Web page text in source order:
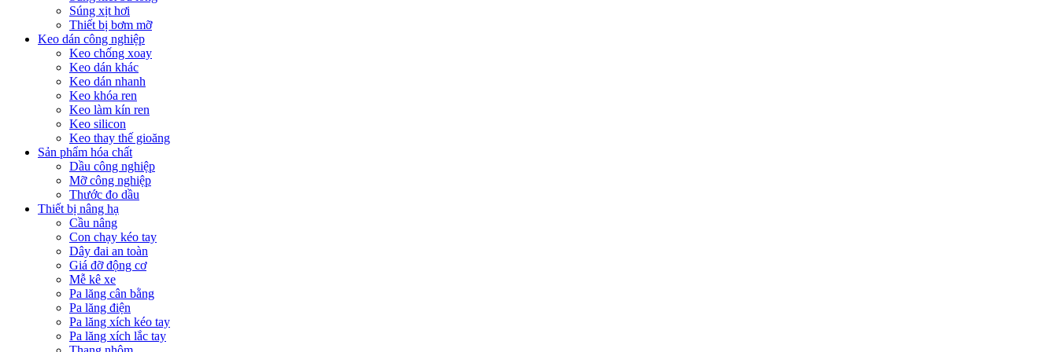
Súng xịt hơi
Thiết bị bơm mỡ
Keo dán công nghiệp
Keo chống xoay
Keo dán khác
Keo dán nhanh
Keo khóa ren
Keo làm kín ren
Keo silicon
Keo thay thế gioăng
Sản phẩm hóa chất
Dầu công nghiệp
Mỡ công nghiệp
Thước đo dầu
Thiết bị nâng hạ
Cầu nâng
Con chạy kéo tay
Dây đai an toàn
Giá đỡ động cơ
Mễ kê xe
Pa lăng cân bằng
Pa lăng điện
Pa lăng xích kéo tay
Pa lăng xích lắc tay